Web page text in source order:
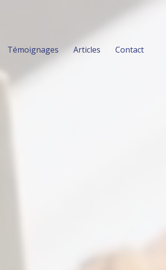
Témoignages Articles Contact